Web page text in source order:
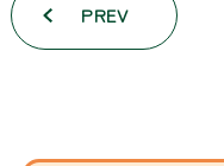
PREV